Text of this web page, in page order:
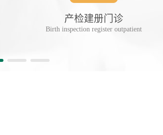
产检建册门诊
Birth inspection register outpatient